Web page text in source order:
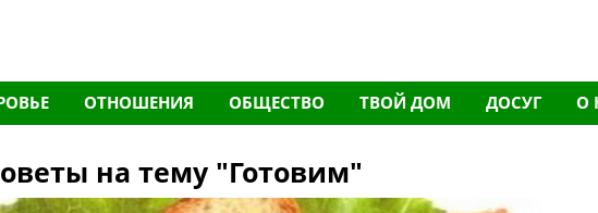
ОТНОШЕНИЯ ОБЩЕСТВО ТВОЙ ДОМ ДОСУГ О
на тему "Готовим"